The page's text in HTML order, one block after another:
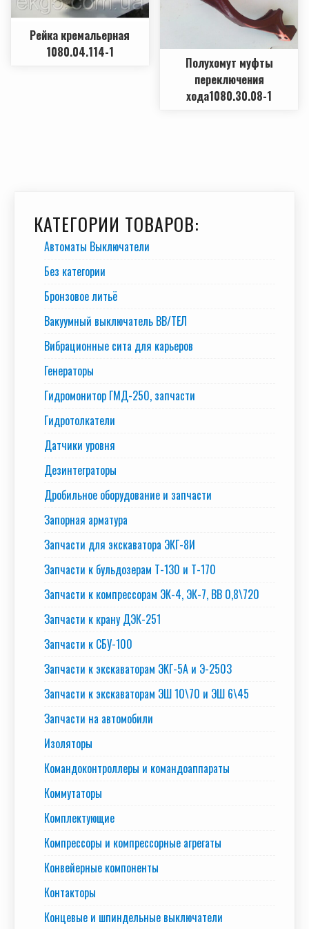
Рейка кремальерная
1080.04.114-1
Полухомут муфты
переключения
хода1080.30.08-1
КАТЕГОРИИ ТОВАРОВ:
Автоматы Выключатели
Без категории
Бронзовое литьё
Вакуумный выключатель BB/TEЛ
Вибрационные сита для карьеров
Генераторы
Гидромонитор ГМД-250, запчасти
Гидротолкатели
Датчики уровня
Дезинтеграторы
Дробильное оборудование и запчасти
Запорная арматура
Запчасти для экскаватора ЭКГ-8И
Запчасти к бульдозерам Т-130 и Т-170
Запчасти к компрессорам ЭК-4, ЭК-7, ВВ 0,8\720
Запчасти к крану ДЭК-251
Запчасти к СБУ-100
Запчасти к экскаваторам ЭКГ-5А и Э-2503
Запчасти к экскаваторам ЭШ 10\70 и ЭШ 6\45
Запчасти на автомобили
Изоляторы
Командоконтроллеры и командоаппараты
Коммутаторы
Комплектующие
Компрессоры и компрессорные агрегаты
Конвейерные компоненты
Контакторы
Концевые и шпиндельные выключатели